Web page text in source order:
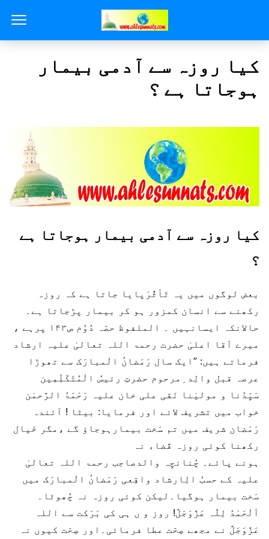
کیا روزہ سے آدمی بیمار
ہوجاتا ہے ؟
کیا روزہ سے آدمی بیمار ہوجاتا ہے
؟
بعض لوگوں میں یہ تَأثُّرْپایا جاتا ہے کہ روزہ
رکھنے سے انسان کمزور ہو کر بیمار پڑجاتا ہے۔
حالانکہ ایسانہیں ۔ الملفوظ حصّہ دُوُم ص۱۴۳ پرہے ،
میرے آقا اعلیٰ حضرت رحمۃ اللہ تعالیٰ علیہ ارشاد
فرماتے ہیں: ”ایک سال رَمَضانُ الْمبارَک سے تھوڑا
عرصہ قبل والِد ِمرحوم حضرتِ رئیسُ الْمُتَکَلِّمِین
سَیِّدُنا و مولیٰنا نَقی علی خان علیہ رَحْمَۃُ الرَّحمٰن
خواب میں تشریف لائے اور فرمایا: بیٹا ! آئندہ
رَمَضان شریف میں تم سَخت بیمارہوجاؤ گے ،مگر خَیال
رکھنا کوئی روزہ قَضاء نہ
ہونے پائے۔ چُنانچِہ والدصاحِب رحمۃ اللہ تعالیٰ
علیہ کے حسبُ الِارشاد واقِعی رَمَضانُ الْمبارَک میں
سَخت بیمار ہوگیا۔لیکن کوئی روزہ نہ چُھوٹا۔
اَلْحَمْدُ لِلّٰہ عَزَّوَجَلَّ! روز و ں ہی کی بَرَکت سے اللہ
عَزَّوَجَلَّ نے مجھے صِحّت عطا فرمائی۔اور صِحّت کیوں نہ